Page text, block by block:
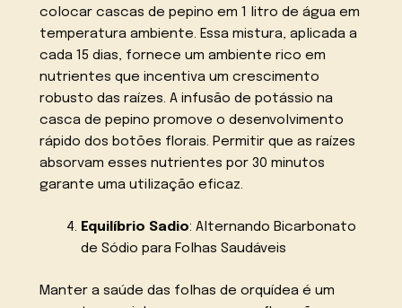
colocar cascas de pepino em 1 litro de água em
temperatura ambiente. Essa mistura, aplicada a
cada 15 dias, fornece um ambiente rico em
nutrientes que incentiva um crescimento
robusto das raízes. A infusão de potássio na
casca de pepino promove o desenvolvimento
rápido dos botões florais. Permitir que as raízes
absorvam esses nutrientes por 30 minutos
garante uma utilização eficaz.
Equilíbrio Sadio: Alternando Bicarbonato
de Sódio para Folhas Saudáveis
Manter a saúde das folhas de orquídea é um